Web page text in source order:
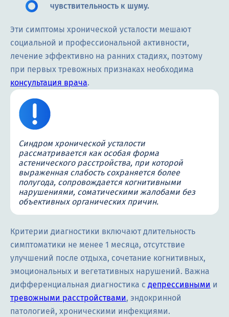
чувствительность к шуму.
Эти симптомы хронической усталости мешают
социальной и профессиональной активности,
лечение эффективно на ранних стадиях, поэтому
при первых тревожных признаках необходима
консультация врача.
Синдром хронической усталости
рассматривается как особая форма
астенического расстройства, при которой
выраженная слабость сохраняется более
полугода, сопровождается когнитивными
нарушениями, соматическими жалобами без
объективных органических причин.
Критерии диагностики включают длительность
симптоматики не менее 1 месяца, отсутствие
улучшений после отдыха, сочетание когнитивных,
эмоциональных и вегетативных нарушений. Важна
дифференциальная диагностика с депрессивными и
тревожными расстройствами, эндокринной
патологией, хроническими инфекциями.